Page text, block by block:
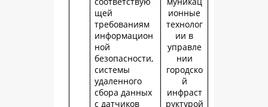
щей
требованиям
информацион
ной
безопасности,
системы
удаленного
сбора данных
с датчиков
ионные
технолог
ии в
управле
нии
городско
й
инфраст
руктурой